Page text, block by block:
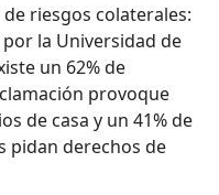
riesgos colaterales:
la Universidad de
un 62% de
provoque
de casa y un 41% de
pidan derechos de